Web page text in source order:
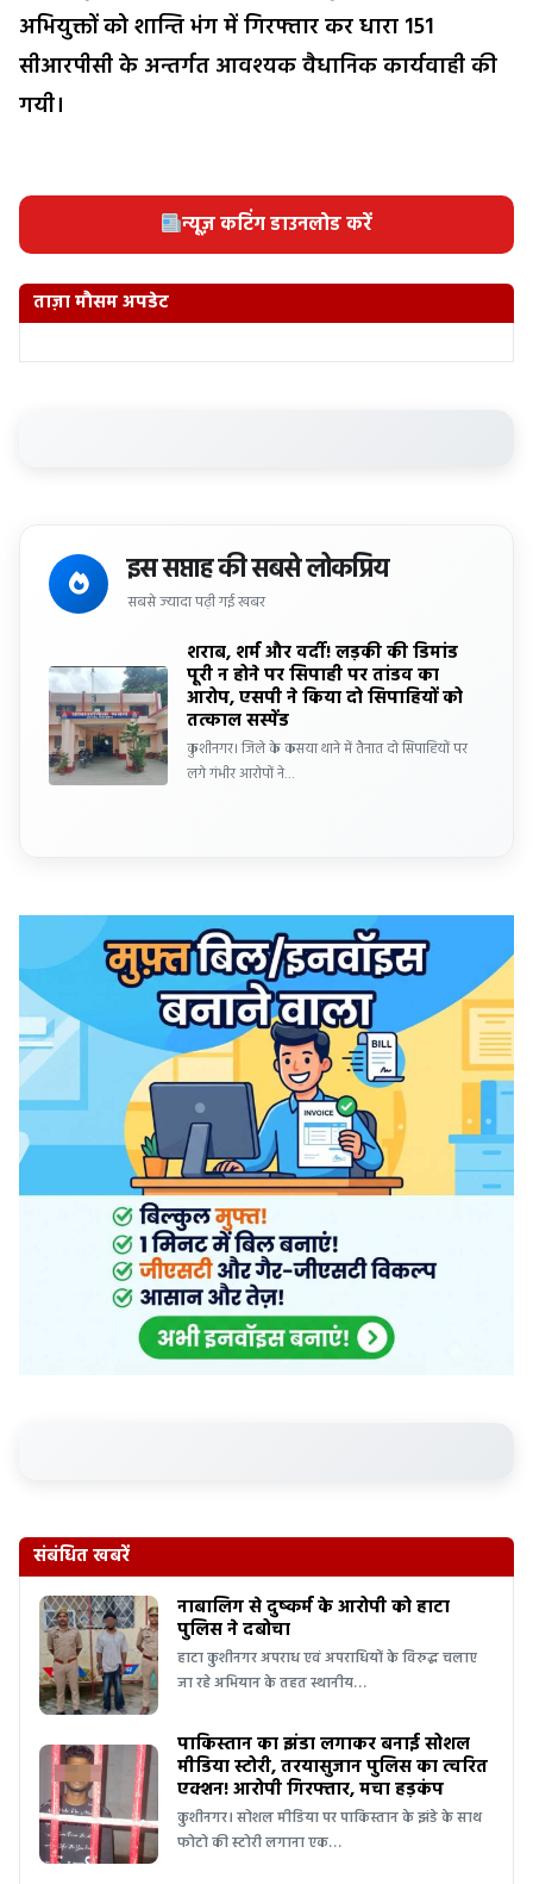
अभियुक्तों को शान्ति भंग में गिरफ्तार कर धारा 151
सीआरपीसी के अन्तर्गत आवश्यक वैधानिक कार्यवाही की
गयी।
न्यूज़ कटिंग डाउनलोड करें
ताज़ा मौसम अपडेट
इस सप्ताह की सबसे लोकप्रिय
सबसे ज्यादा पढ़ी गई खबर
शराब, शर्म और वर्दी! लड़की की डिमांड
पूरी न होने पर सिपाही पर तांडव का
आरोप, एसपी ने किया दो सिपाहियों को
तत्काल सस्पेंड
कुशीनगर। जिले के कसया थाने में तैनात दो सिपाहियों पर
लगे गंभीर आरोपों ने…
संबंधित खबरें
नाबालिग से दुष्कर्म के आरोपी को हाटा
पुलिस ने दबोचा
हाटा कुशीनगर अपराध एवं अपराधियों के विरुद्ध चलाए
जा रहे अभियान के तहत स्थानीय…
पाकिस्तान का झंडा लगाकर बनाई सोशल
मीडिया स्टोरी, तरयासुजान पुलिस का त्वरित
एक्शन! आरोपी गिरफ्तार, मचा हड़कंप
कुशीनगर। सोशल मीडिया पर पाकिस्तान के झंडे के साथ
फोटो की स्टोरी लगाना एक…